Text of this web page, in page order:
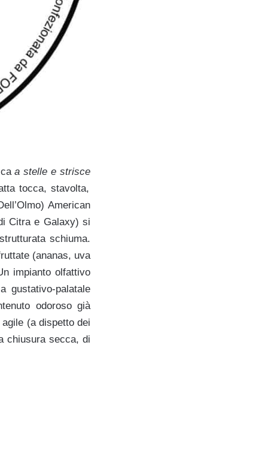
a stelle e strisce
tocca, stavolta,
American
Citra e Galaxy) si
schiuma.
(ananas, uva
impianto olfattivo
gustativo-palatale
odoroso già
(a dispetto dei
chiusura secca, di